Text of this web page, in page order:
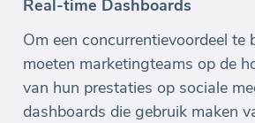
Real-time Dashboards
Om een concurrentievoordeel te
moeten marketingteams op de
van hun prestaties op sociale
dashboards die gebruik maken